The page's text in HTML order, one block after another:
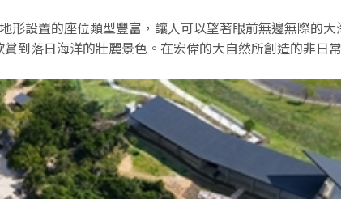
形設置的座位類型豐富，讓人可以望著眼前無邊無際的
到落日海洋的壯麗景色。在宏偉的大自然所創造的非日